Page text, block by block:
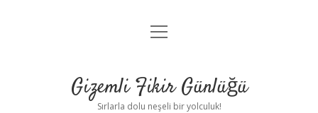
Anasayfa
Yasal Uyarı
menüyü
Gizemli Fikir Günlüğü
Sırlarla dolu neşeli bir yolculuk!